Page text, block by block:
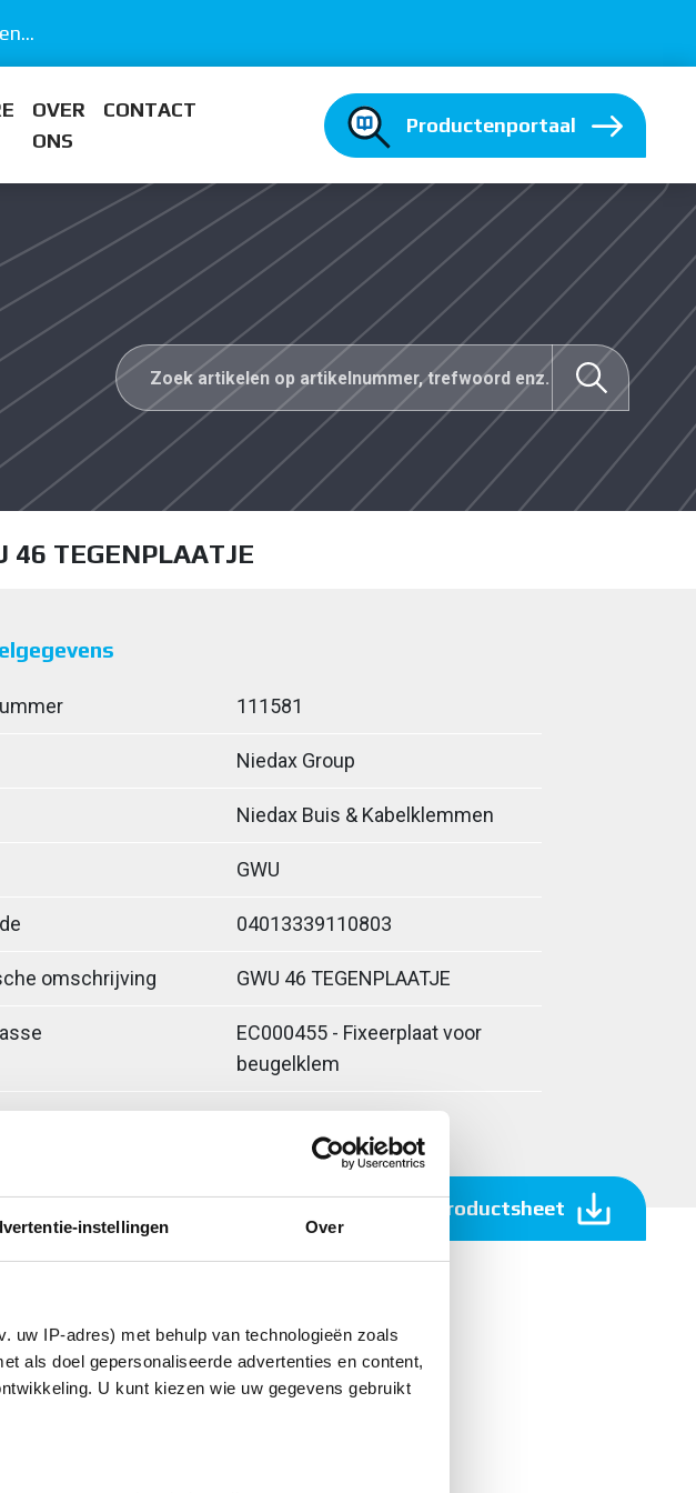
instellingen Over
uw IP-adres) met behulp van technologieën zoals
als doel gepersonaliseerde advertenties en content,
U kunt kiezen wie uw gegevens gebruikt
OVER
ONS
CONTACT
Productenportaal
46 TEGENPLAATJE
111581
Niedax Group
Niedax Buis & Kabelklemmen
GWU
04013339110803
omschrijving GWU 46 TEGENPLAATJE
EC000455 - Fixeerplaat voor
beugelklem
Download productsheet